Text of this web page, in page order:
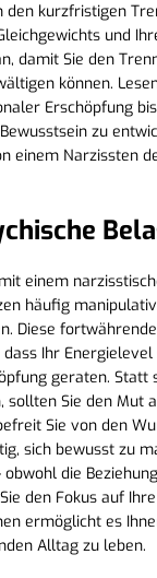
kurzfristigen
und
damit Sie den
können.
Erschöpfung
zu
einem Narzissten
einem
häufig
Diese
Ihr Energielevel
geraten. Statt
Sie den Mut
Sie von den
sich bewusst zu
die
den Fokus auf
ermöglicht es
Alltag zu leben.